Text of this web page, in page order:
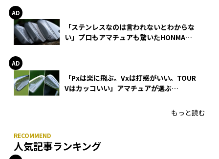
「ステンレスなのは言われないとわからな
い」プロもアマチュアも驚いたHONMA
「Pxは楽に飛ぶ。Vxは打感がいい。TOUR
Vはカッコいい」アマチュアが選ぶ
もっと読む
人気記事ランキング